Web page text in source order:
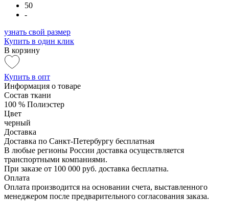
50
-
узнать свой размер
Купить в один клик
В корзину
Купить в опт
Информация о товаре
Состав ткани
100 % Полиэстер
Цвет
черный
Доставка
Доставка по Санкт-Петербургу бесплатная
В любые регионы России доставка осуществляется
транспортными компаниями.
При заказе от 100 000 руб. доставка бесплатна.
Оплата
Оплата производится на основании счета, выставленного
менеджером после предварительного согласования заказа.